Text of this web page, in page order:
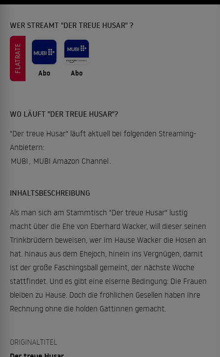
WER STREAMT "DER TREUE HUSAR" ?
FLATRATE Abo Abo
WO LÄUFT "DER TREUE HUSAR"?
"Der treue Husar" läuft aktuell bei folgenden Streaming-
Anbietern:
MUBI
MUBI Amazon Channel
INHALTSBESCHREIBUNG
Als man sich am Stammtisch "Der treue Husar" lustig
macht über die Ehe von Eberhard Wacker, will dieser seinen
Trinkbrüdern beweisen, wer im Hause Wacker die Hosen an
hat. hinaus aus dem Ehejoch, hinein ins Vergnügen, damit
ist der große Faschingsball gemeint, der nächste Woche
stattfindet. Und es gibt eine eiserne Bedingung: Die Frauen
bleiben zu Hause. Doch die fröhlichen Gesellen haben ihre
Rechnung ohne die holden Gattinnen gemacht.
ORIGINALTITEL